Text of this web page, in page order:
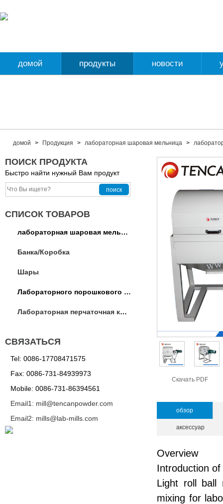
домой продукты новости
домой > Продукция > лабораторная шаровая мельница >
ПОИСК ПРОДУКТА
Быстро найти нужный Вам продукт
СПИСОК ТОВАРОВ
лабораторная шаровая мельница
Банка/Коробка
Шары
Лабораторного порошкового оборудования
Лабораторная перчаточная коробка / операции коробка
СВЯЗАТЬСЯ
Tel: 0086-17708471575
Fax: 0086-731-84939973
Mobile: 0086-731-86394561
Email1: mill@tencanpowder.com
Email2: mills@lab-mills.com
Скачать PDF
обзор
аксессуар
Overview
Introduction
Light roll ball
mixing for